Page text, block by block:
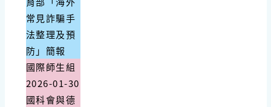
常見詐騙手
法整理及預
防」簡報
國際師生組
2026-01-30
國科會與德